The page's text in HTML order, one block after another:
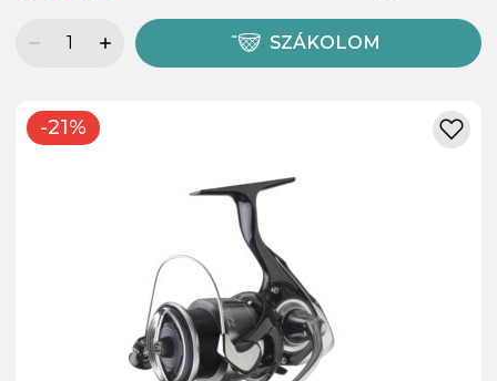
SZÁKOLOM
-21%